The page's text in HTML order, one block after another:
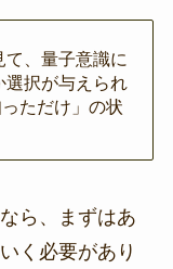
て、量子意識に
選択が与えられ
ただけ」の状
ら、まずはあ
く必要があり